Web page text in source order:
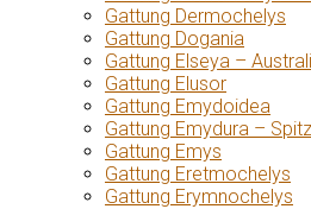
Gattung Dermochelys
Gattung Dogania
Gattung Elseya –
Gattung Elusor
Gattung Emydoidea
Gattung Emydura –
Gattung Emys
Gattung Eretmochelys
Gattung Erymnochelys